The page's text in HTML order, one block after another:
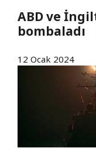
ABD ve
bombaladı
12 Ocak 2024